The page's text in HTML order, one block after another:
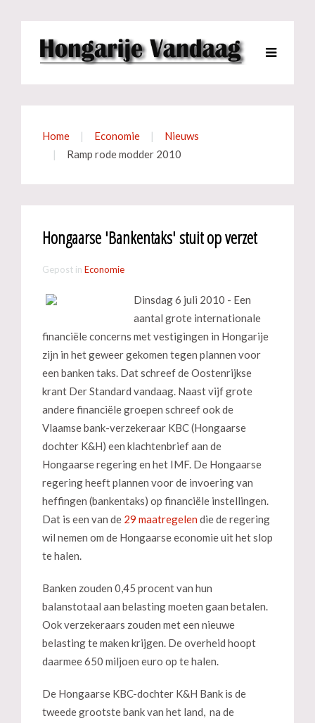
Home Economie
Nieuws
Ramp rode modder 2010
Hongaarse 'Bankentaks' stuit op verzet
Gepost in Economie
Dinsdag 6 juli 2010 - Een
aantal grote internationale
financiële concerns met vestigingen in Hongarije
zijn in het geweer gekomen tegen plannen voor
een banken taks. Dat schreef de Oostenrijkse
krant Der Standard vandaag. Naast vijf grote
andere financiële groepen schreef ook de
Vlaamse bank-verzekeraar KBC (Hongaarse
dochter K&H) een klachtenbrief aan de
Hongaarse regering en het IMF. De Hongaarse
regering heeft plannen voor de invoering van
heffingen (bankentaks) op financiële instellingen.
Dat is een van de 29 maatregelendie de regering
wil nemen om de Hongaarse economie uit het slop
te halen.
Banken zouden 0,45 procent van hun
balanstotaal aan belasting moeten gaan betalen.
Ook verzekeraars zouden met een nieuwe
belasting te maken krijgen. De overheid hoopt
daarmee 650 miljoen euro op te halen.
De Hongaarse KBC-dochter K&H Bank is de
tweede grootste bank van het land, na de